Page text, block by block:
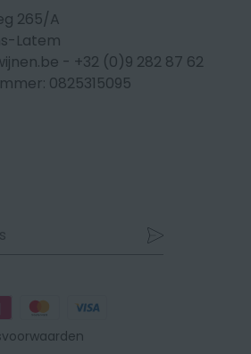
265/A
Latem
- +32 (0)9 282 87 62
0825315095